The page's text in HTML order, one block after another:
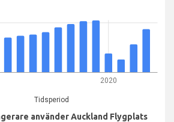
2020
Tidsperiod
använder Auckland Flygplats